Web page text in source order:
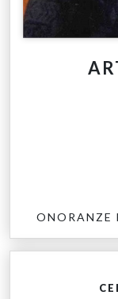
ONORANZE